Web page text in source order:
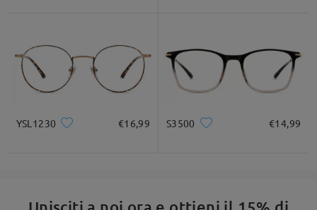
Descrizione del prodotto
YSL1230 €16,99 S3500 €14,99